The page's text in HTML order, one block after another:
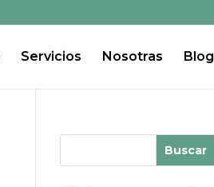
Servicios Nosotras Blog
Buscar